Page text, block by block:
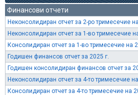
Финансови отчети
Неконсолидиран отчет за 2-ро тримесечие
Неконсолидиран отчет за 1-во тримесечие
Консолидиран отчет за 1-во тримесечие на
Годишен финансов отчет за 2025 г.
Годишен консолидиран финансов отчет за
Неконсолидиран отчет за 4-то тримесечие
Консолидиран отчет за 4-то тримесечие на